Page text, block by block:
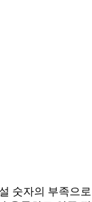
숫자의 부족으